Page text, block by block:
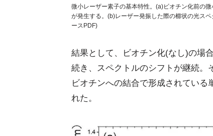
微小レーザー素子の基本特性。(a)ビオチン化前の
が発生する。(b)レーザー発振した際の櫛状の光ス
ースPDF)
結果として、ビオチン化(なし)の場
続き、スペクトルのシフトが継続。
ビオチンへの結合で形成されてい
れた。